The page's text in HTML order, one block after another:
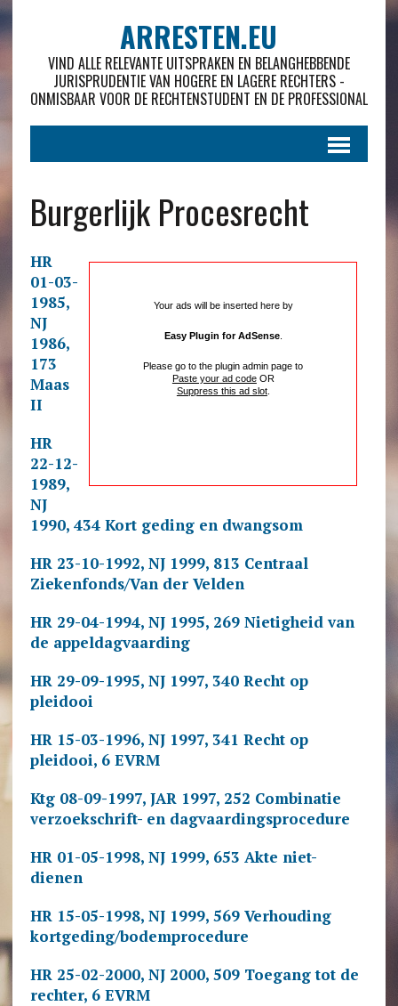
ARRESTEN.EU
VIND ALLE RELEVANTE UITSPRAKEN EN BELANGHEBBENDE
JURISPRUDENTIE VAN HOGERE EN LAGERE RECHTERS -
ONMISBAAR VOOR DE RECHTENSTUDENT EN DE PROFESSIONAL
Burgerlijk Procesrecht
Your ads will be inserted here by
Easy Plugin for AdSense.
Please go to the plugin admin page to
Paste your ad codeOR
Suppress this ad slot.
HR
01-03-
1985,
NJ
1986,
173
Maas
II
HR
22-12-
1989,
NJ
1990, 434 Kort geding en dwangsom
HR 23-10-1992, NJ 1999, 813 Centraal
Ziekenfonds/Van der Velden
HR 29-04-1994, NJ 1995, 269 Nietigheid van
de appeldagvaarding
HR 29-09-1995, NJ 1997, 340 Recht op
pleidooi
HR 15-03-1996, NJ 1997, 341 Recht op
pleidooi, 6 EVRM
Ktg 08-09-1997, JAR 1997, 252 Combinatie
verzoekschrift- en dagvaardingsprocedure
HR 01-05-1998, NJ 1999, 653 Akte niet-
dienen
HR 15-05-1998, NJ 1999, 569 Verhouding
kortgeding/bodemprocedure
HR 25-02-2000, NJ 2000, 509 Toegang tot de
rechter, 6 EVRM